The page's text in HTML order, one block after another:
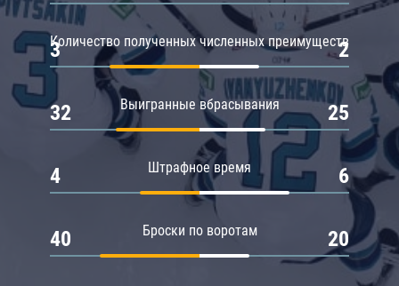
Количество полученных численных преимуществ
3 2
Выигранные вбрасывания
32 25
Штрафное время
4 6
Броски по воротам
40 20